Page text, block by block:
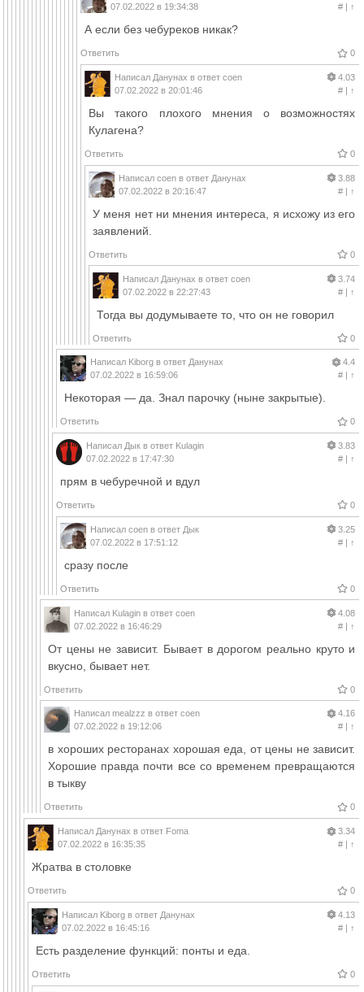
07.02.2022 в 19:34:38
#| ↑
А если без чебуреков никак?
Ответить 0
Написал Данунах в ответ coen
07.02.2022 в 20:01:46
4.03
#| ↑
Вы такого плохого мнения о возможностях
Кулагена?
Ответить 0
Написал coen в ответ Данунах
07.02.2022 в 20:16:47
3.88
#| ↑
У меня нет ни мнения интереса, я исхожу из его
заявлений.
Ответить 0
Написал Данунах в ответ coen
07.02.2022 в 22:27:43
3.74
#| ↑
Тогда вы додумываете то, что он не говорил
Ответить 0
Написал Kiborg в ответ Данунах
07.02.2022 в 16:59:06
4.4
#| ↑
Некоторая — да. Знал парочку (ныне закрытые).
Ответить 0
Написал Дык в ответ Kulagin
07.02.2022 в 17:47:30
3.83
#| ↑
прям в чебуречной и вдул
Ответить 0
Написал coen в ответ Дык
07.02.2022 в 17:51:12
3.25
#| ↑
сразу после
Ответить 0
Написал Kulagin в ответ coen
07.02.2022 в 16:46:29
4.08
#| ↑
От цены не зависит. Бывает в дорогом реально круто и
вкусно, бывает нет.
Ответить 0
Написал mealzzz в ответ coen
07.02.2022 в 19:12:06
4.16
#| ↑
в хороших ресторанах хорошая еда, от цены не зависит.
Хорошие правда почти все со временем превращаются
в тыкву
Ответить 0
Написал Данунах в ответ Foma
07.02.2022 в 16:35:35
3.34
#| ↑
Жратва в столовке
Ответить 0
Написал Kiborg в ответ Данунах
07.02.2022 в 16:45:16
4.13
#| ↑
Есть разделение функций: понты и еда.
Ответить 0